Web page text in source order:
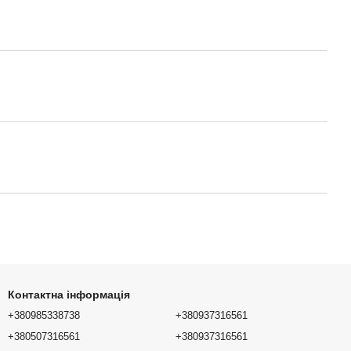
Контактна інформація
+380985338738
+380507316561
+380937316561
+380937316561